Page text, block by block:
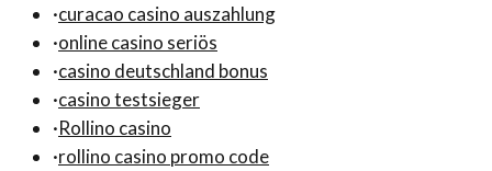
·curacao casino auszahlung
·online casino seriös
·casino deutschland bonus
·casino testsieger
·Rollino casino
·rollino casino promo code